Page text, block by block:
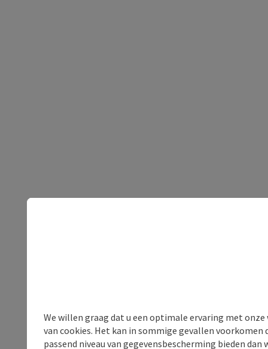
We willen graag dat u een optimale ervaring met
van cookies. Het kan in sommige gevallen voorkomen
passend niveau van gegevensbescherming bieden